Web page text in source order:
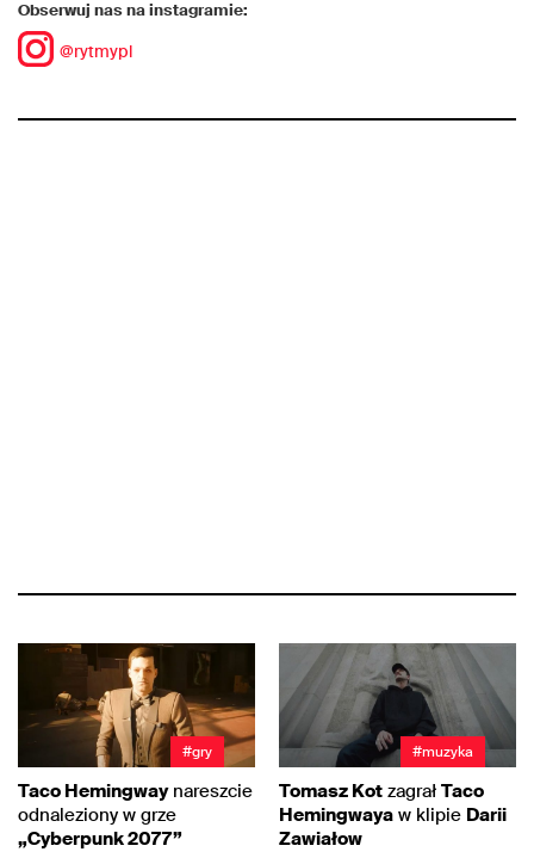
Obserwuj nas na instagramie:
@rytmypl
#gry
Taco Hemingwaynareszcie
odnaleziony w grze
„Cyberpunk 2077”
#muzyka
Tomasz Kot zagrał Taco
Hemingwaya w klipie Darii
Zawiałow